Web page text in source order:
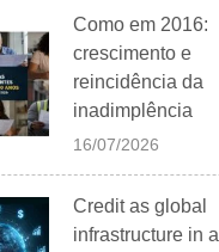
Como em 2016:
crescimento e
reincidência da
inadimplência
16/07/2026
Credit as global
infrastructure in a